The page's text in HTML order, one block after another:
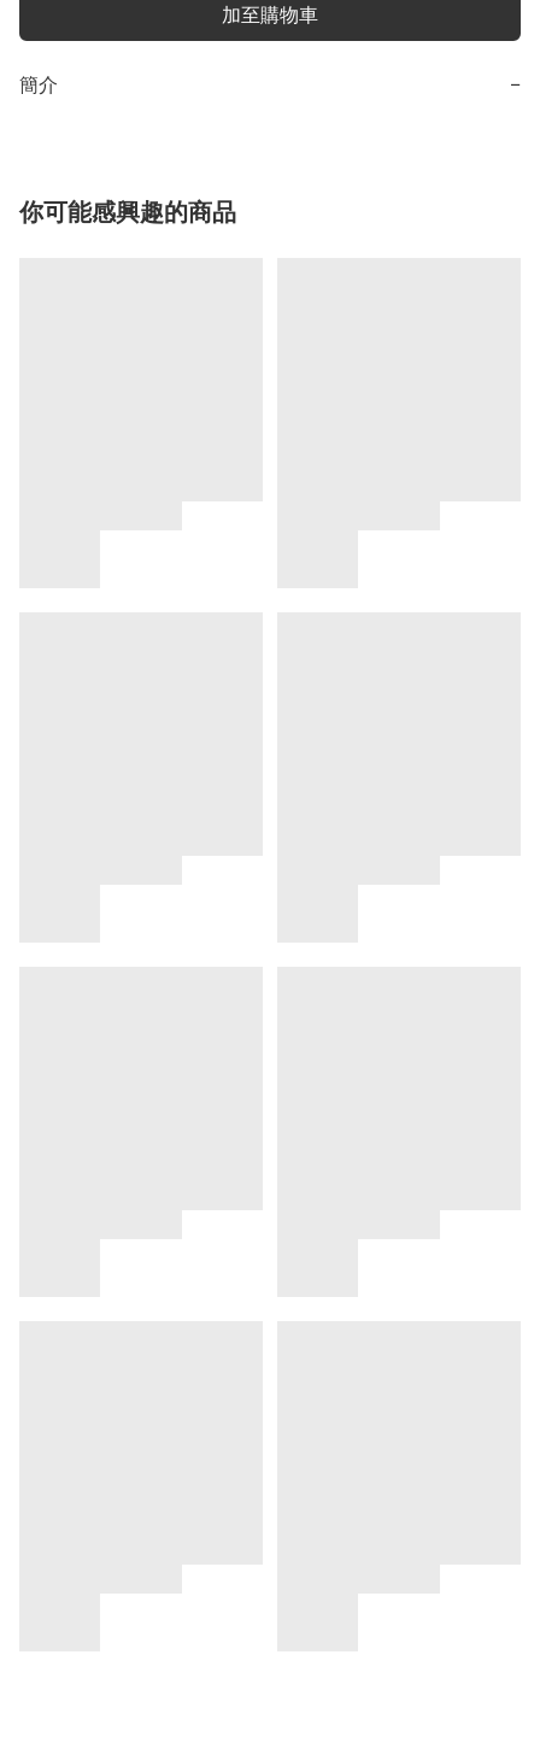
加至購物車
簡介 −
你可能感興趣的商品